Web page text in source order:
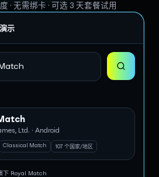
· 无需绑卡 · 可选 3 天套餐试用
示
Ltd. · Android
Classical Match 107 个国家/地区
下 Royal Match